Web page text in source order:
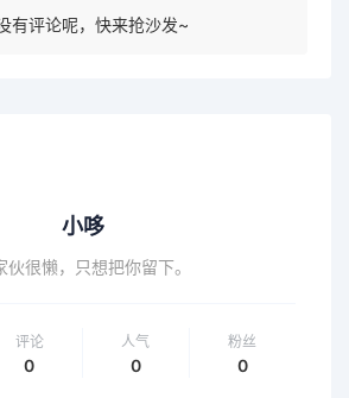
有评论呢，快来抢沙发~
小哆
伙很懒，只想把你留下。
评论
0
人气
0
粉丝
0